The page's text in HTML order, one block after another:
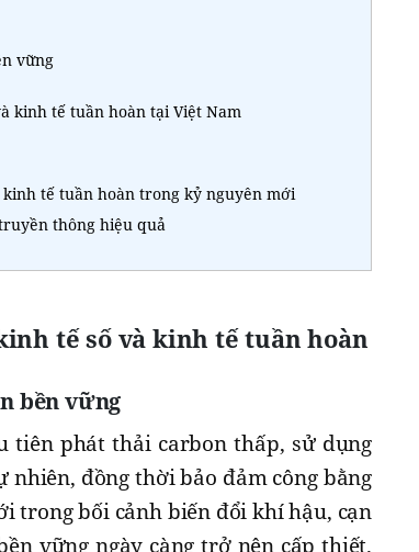
vững
kinh tế tuần hoàn tại Việt Nam
tế tuần hoàn trong kỷ nguyên mới
thông hiệu quả
tế số và kinh tế tuần hoàn
bền vững
phát thải carbon thấp, sử dụng
đồng thời bảo đảm công bằng
trong bối cảnh biến đổi khí hậu, cạn
vững ngày càng trở nên cấp thiết.